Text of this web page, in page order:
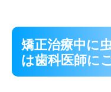
矯正治療中に
は歯科医師に